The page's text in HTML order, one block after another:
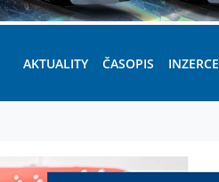
AKTUALITY ČASOPIS INZERCE